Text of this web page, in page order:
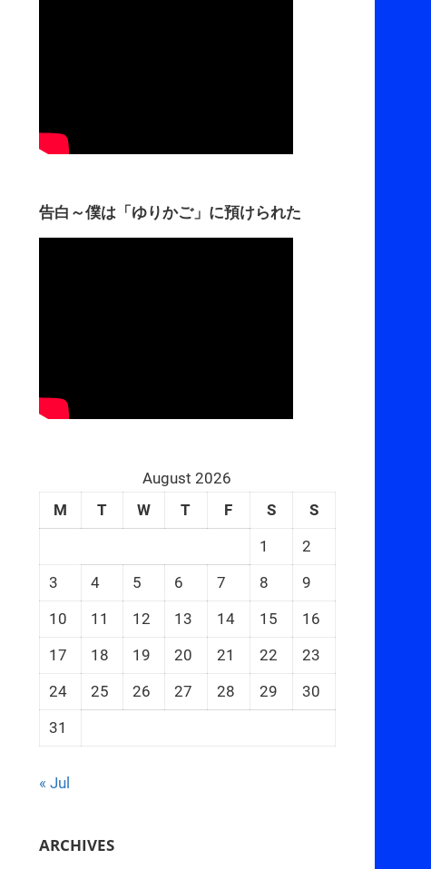
告白～僕は「ゆりかご」に預けられた
August 2026
M
T W T F S
S
1
2
3
4 5 6 7 8
9
10
11 12 13 14 15
16
17
18 19 20 21 22
23
24
25 26 27 28 29
30
31
« Jul
ARCHIVES